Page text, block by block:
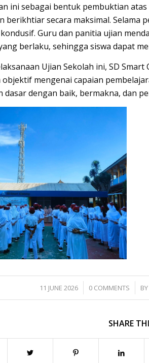
ini sebagai bentuk pembuktian
berikhtiar secara maksimal. Selama
Guru dan panitia ujian
berlaku, sehingga siswa dapat
Ujian Sekolah ini, SD
mengenai capaian
dasar dengan baik, bermakna, dan
11 JUNE 2026
/ 0 COMMENTS
/ BY
SHARE